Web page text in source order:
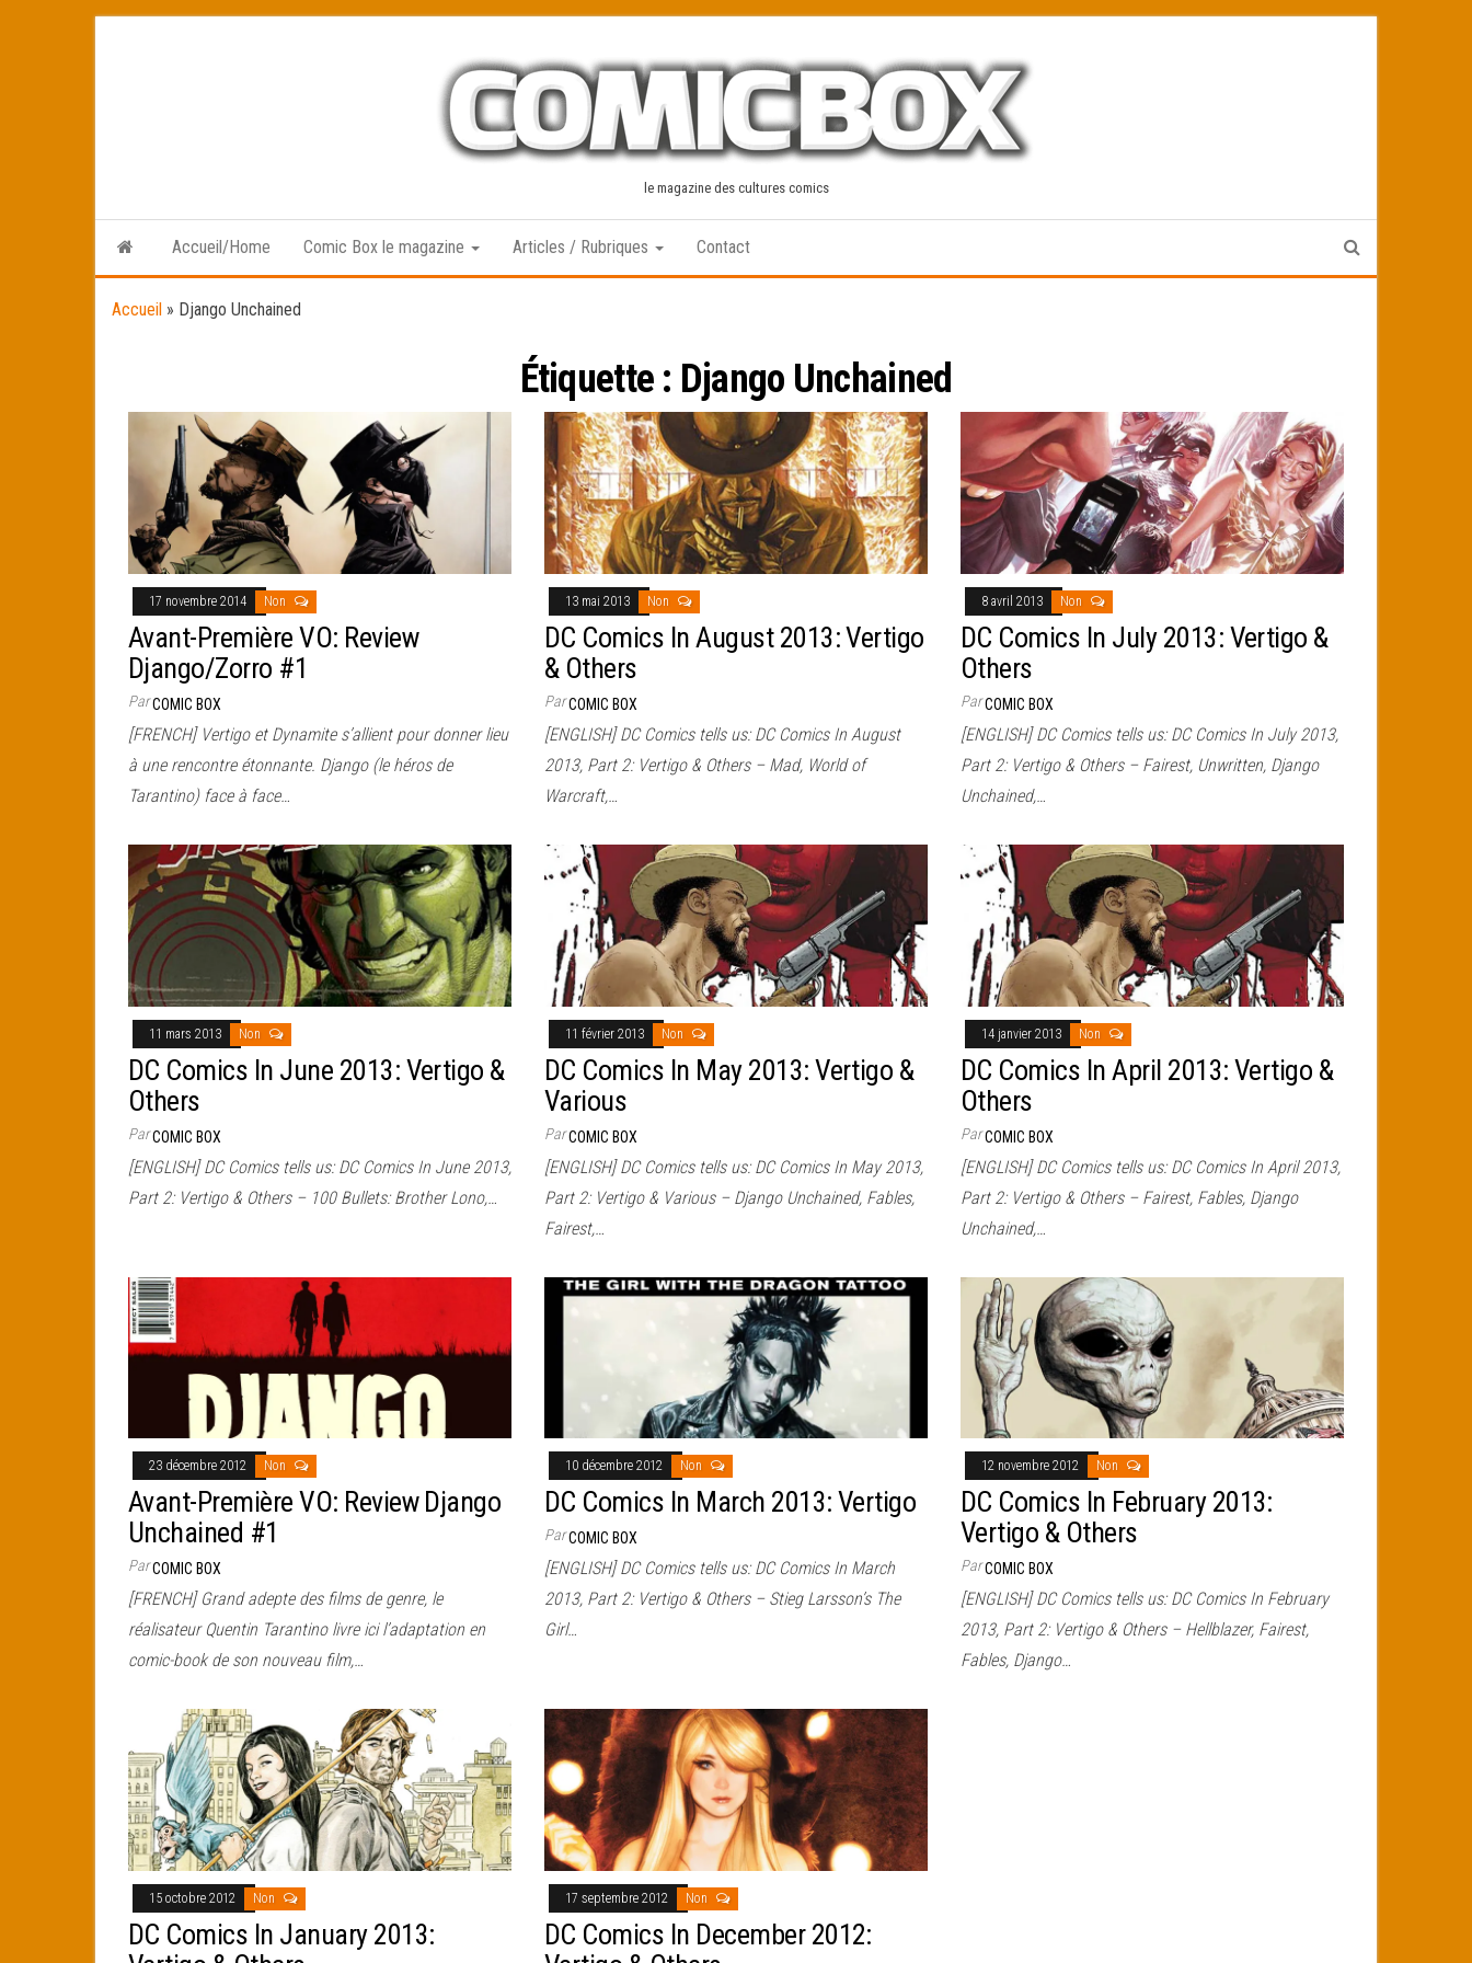
le magazine des cultures comics
Accueil/Home Comic Box le magazine Articles / Rubriques Contact
Accueil » Django Unchained
Étiquette : Django Unchained
17 novembre 2014 Non
Avant-Première VO: Review
Django/Zorro #1
ParCOMIC BOX
[FRENCH] Vertigo et Dynamite s’allient pour donner lieu
à une rencontre étonnante. Django (le héros de
Tarantino) face à face…
13 mai 2013 Non
DC Comics In August 2013: Vertigo
& Others
ParCOMIC BOX
[ENGLISH] DC Comics tells us: DC Comics In August
2013, Part 2: Vertigo & Others – Mad, World of
Warcraft,…
8 avril 2013 Non
DC Comics In July 2013: Vertigo &
Others
ParCOMIC BOX
[ENGLISH] DC Comics tells us: DC Comics In July 2013,
Part 2: Vertigo & Others – Fairest, Unwritten, Django
Unchained,…
11 mars 2013 Non
DC Comics In June 2013: Vertigo &
Others
ParCOMIC BOX
[ENGLISH] DC Comics tells us: DC Comics In June 2013,
Part 2: Vertigo & Others – 100 Bullets: Brother Lono,…
11 février 2013 Non
DC Comics In May 2013: Vertigo &
Various
ParCOMIC BOX
[ENGLISH] DC Comics tells us: DC Comics In May 2013,
Part 2: Vertigo & Various – Django Unchained, Fables,
Fairest,…
14 janvier 2013 Non
DC Comics In April 2013: Vertigo &
Others
ParCOMIC BOX
[ENGLISH] DC Comics tells us: DC Comics In April 2013,
Part 2: Vertigo & Others – Fairest, Fables, Django
Unchained,…
23 décembre 2012 Non
Avant-Première VO: Review Django
Unchained #1
ParCOMIC BOX
[FRENCH] Grand adepte des films de genre, le
réalisateur Quentin Tarantino livre ici l’adaptation en
comic-book de son nouveau film,…
10 décembre 2012 Non
DC Comics In March 2013: Vertigo
ParCOMIC BOX
[ENGLISH] DC Comics tells us: DC Comics In March
2013, Part 2: Vertigo & Others – Stieg Larsson’s The
Girl…
12 novembre 2012 Non
DC Comics In February 2013:
Vertigo & Others
ParCOMIC BOX
[ENGLISH] DC Comics tells us: DC Comics In February
2013, Part 2: Vertigo & Others – Hellblazer, Fairest,
Fables, Django…
15 octobre 2012 Non
DC Comics In January 2013:
17 septembre 2012 Non
DC Comics In December 2012: